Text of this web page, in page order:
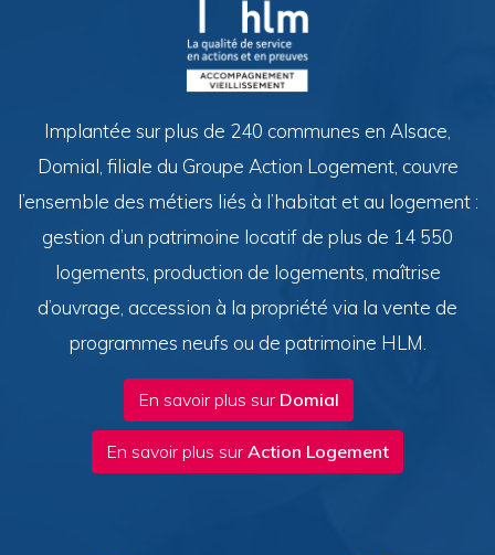
Implantée sur plus de 240 communes en Alsace,
Domial, filiale du Groupe Action Logement, couvre
l’ensemble des métiers liés à l’habitat et au logement :
gestion d’un patrimoine locatif de plus de 14 550
logements, production de logements, maîtrise
d’ouvrage, accession à la propriété via la vente de
programmes neufs ou de patrimoine HLM.
En savoir plus sur Domial
En savoir plus sur Action Logement